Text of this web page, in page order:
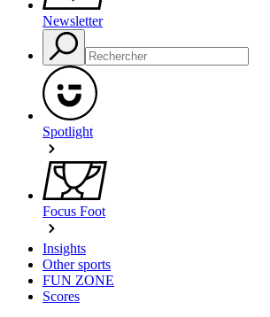
Newsletter
Spotlight
Focus Foot
Insights
Other sports
FUN ZONE
Scores